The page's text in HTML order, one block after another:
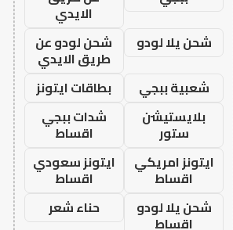
الايدي
شحن يلا لودو
شحن لودو عن
طريق الايدي
شعبية ببجي
بطاقات ايتونز
بلايستيشن
ستور
شدات ببجي
اقساط
ايتونز امريكي
اقساط
ايتونز سعودي
اقساط
شحن يلا لودو
اقساط
حناء شعر